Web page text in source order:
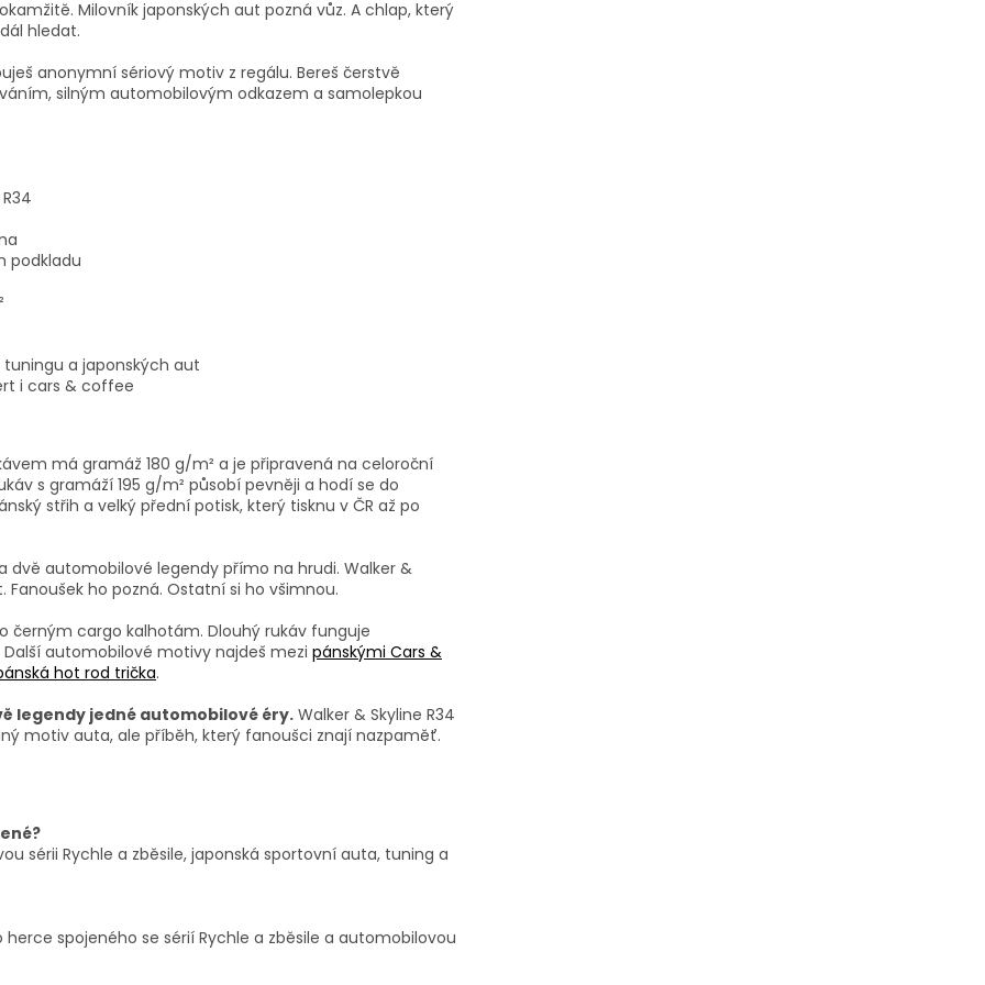
Milovník japonských aut pozná vůz. A chlap, který
hledat.
anonymní sériový motiv z regálu. Bereš čerstvě
silným automobilovým odkazem a samolepkou
podkladu
tuningu a japonských aut
i cars & coffee
má gramáž 180 g/m² a je připravená na celoroční
s gramáží 195 g/m² působí pevněji a hodí se do
střih a velký přední potisk, který tisknu v ČR až po
dvě automobilové legendy přímo na hrudi. Walker &
ho pozná. Ostatní si ho všimnou.
černým cargo kalhotám. Dlouhý rukáv funguje
automobilové motivy najdeš mezi pánskými Cars &
hot rod trička.
legendy jedné automobilové éry. Walker & Skyline R34
motiv auta, ale příběh, který fanoušci znají nazpaměť.
sérii Rychle a zběsile, japonská sportovní auta, tuning a
spojeného se sérií Rychle a zběsile a automobilovou